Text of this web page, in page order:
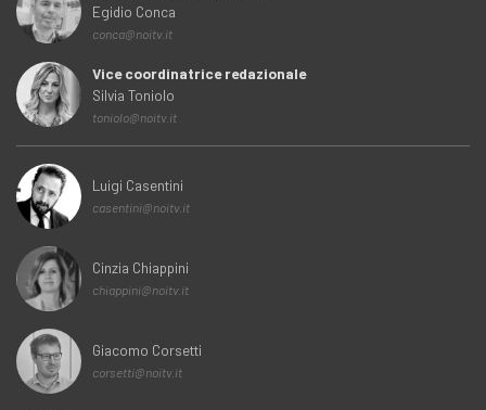
Egidio Conca
conca@noitv.it
Vice coordinatrice redazionale
Silvia Toniolo
toniolo@noitv.it
Luigi Casentini
casentini@noitv.it
Cinzia Chiappini
chiappini@noitv.it
Giacomo Corsetti
corsetti@noitv.it